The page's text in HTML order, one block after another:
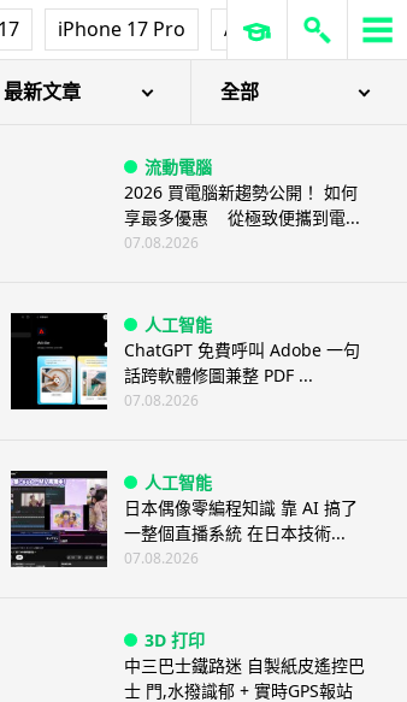
iPhone 17 Pro AirPods Pro 3
最新文章 全部
流動電腦
2026 買電腦新趨勢公開！ 如何
享最多優惠 從極致便攜到電...
07.08.2026
人工智能
ChatGPT 免費呼叫 Adobe 一句
話跨軟體修圖兼整 PDF ...
07.08.2026
人工智能
日本偶像零編程知識 靠 AI 搞了
一整個直播系統 在日本技術...
07.08.2026
3D 打印
中三巴士鐵路迷 自製紙皮遙控巴
士 門,水撥識郁 + 實時GPS報站